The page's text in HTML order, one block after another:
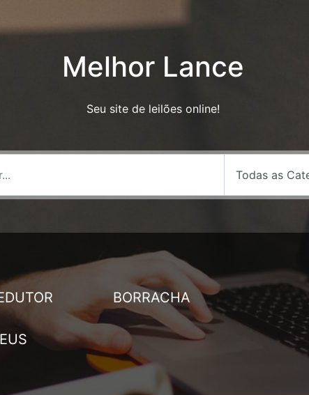
Melhor Lance
Seu site de leilões online!
BORRACHA